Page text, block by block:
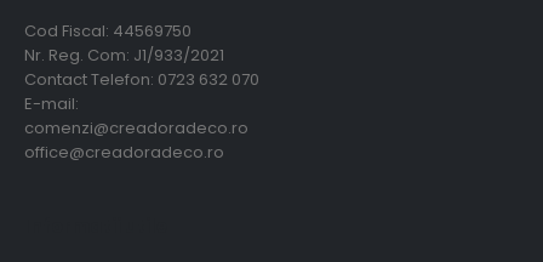
Cod Fiscal: 44569750
Nr. Reg. Com: J1/933/2021
Contact Telefon: 0723 632 070
E-mail:
comenzi@creadoradeco.ro
office@creadoradeco.ro